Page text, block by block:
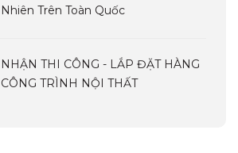
Nhiên Trên Toàn Quốc
NHẬN THI CÔNG - LẮP ĐẶT HÀNG
CÔNG TRÌNH NỘI THẤT